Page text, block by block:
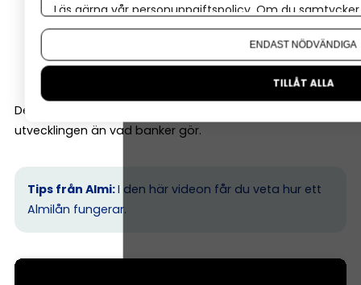
marknad
entreprenörens erfarenhet
Det gör att Almi ofta kan finansiera företag tidigare i
utvecklingen än vad banker gör.
Tips från Almi:I den här videon får du veta hur ett
Almilån fungerar.
Läs gärna vår personuppgiftspolicy. Om du
Om du vill ändra ditt val i efterhand hittar du den
ENDAST NÖDVÄNDIGA
TILLÅT ALLA